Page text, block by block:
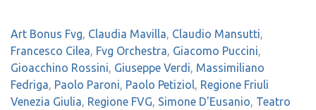
Art Bonus Fvg, Claudia Mavilla, Claudio Mansutti,
Francesco Cilea, Fvg Orchestra, Giacomo Puccini,
Gioacchino Rossini, Giuseppe Verdi, Massimiliano
Fedriga, Paolo Paroni, Paolo Petiziol, Regione Friuli
Venezia Giulia, Regione FVG, Simone D'Eusanio, Teatro